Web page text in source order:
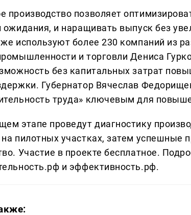
производство позволяет
ожидания, и наращивать выпуск без
используют более 230 компаний из
и торговли Дениса
без капитальных затрат
Губернатор Вячеслав
труда» ключевым для
этапе проведут диагностику
пилотных участках, затем успешные
Участие в проекте бесплатное.
и эффективность.рф.